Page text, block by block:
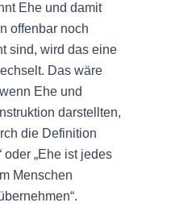
Ehe und damit
offenbar noch
sind, wird das eine
Das wäre
Ehe und
darstellten,
die Definition
oder „Ehe ist jedes
Menschen